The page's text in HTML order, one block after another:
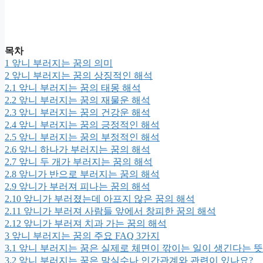
목차
1 앞니 부러지는 꿈의 의미
2 앞니 부러지는 꿈의 상징적인 해석
2.1 앞니 부러지는 꿈의 태몽 해석
2.2 앞니 부러지는 꿈의 재물운 해석
2.3 앞니 부러지는 꿈의 건강운 해석
2.4 앞니 부러지는 꿈의 긍정적인 해석
2.5 앞니 부러지는 꿈의 부정적인 해석
2.6 앞니 하나가 부러지는 꿈의 해석
2.7 앞니 두 개가 부러지는 꿈의 해석
2.8 앞니가 반으로 부러지는 꿈의 해석
2.9 앞니가 부러져 피나는 꿈의 해석
2.10 앞니가 부러졌는데 아프지 않은 꿈의 해석
2.11 앞니가 부러져 사람들 앞에서 창피한 꿈의 해석
2.12 앞니가 부러져 치과 가는 꿈의 해석
3 앞니 부러지는 꿈의 주요 FAQ 3가지
3.1 앞니 부러지는 꿈은 실제로 체면이 깎이는 일이 생긴다는
3.2 앞니 부러지는 꿈은 말실수나 인간관계와 관련이 있나요?